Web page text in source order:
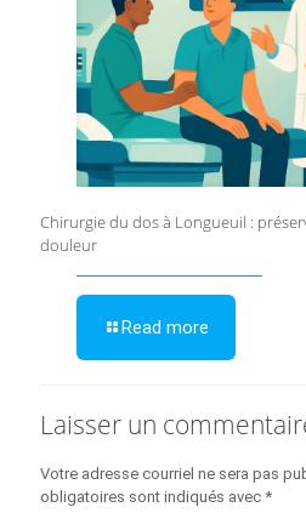
Chirurgie du dos à Longueuil :
douleur
Read more
Laisser un
Votre adresse courriel ne sera pas
obligatoires sont indiqués avec *